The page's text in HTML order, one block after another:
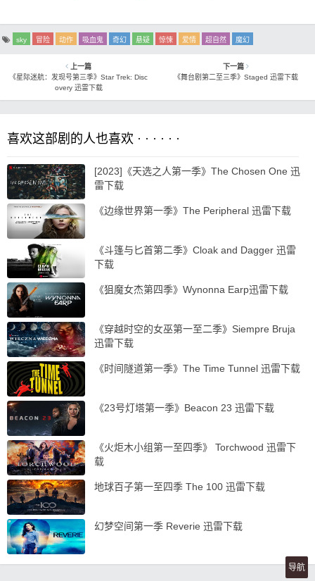
sky 冒险 动作 吸血鬼 奇幻 悬疑 惊悚 爱情 超自然 魔幻
上一篇
《星际迷航：发现号第三季》Star Trek: Disc
overy 迅雷下载
下一篇
《舞台剧第二至三季》Staged 迅雷下载
喜欢这部剧的人也喜欢 · · · · · ·
[2023]《天选之人第一季》The Chosen One 迅
雷下载
《边缘世界第一季》The Peripheral 迅雷下载
《斗篷与匕首第二季》Cloak and Dagger 迅雷
下载
《狙魔女杰第四季》Wynonna Earp迅雷下载
《穿越时空的女巫第一至二季》Siempre Bruja
迅雷下载
《时间隧道第一季》The Time Tunnel 迅雷下载
《23号灯塔第一季》Beacon 23 迅雷下载
《火炬木小组第一至四季》 Torchwood 迅雷下
载
地球百子第一至四季 The 100 迅雷下载
幻梦空间第一季 Reverie 迅雷下载
导航